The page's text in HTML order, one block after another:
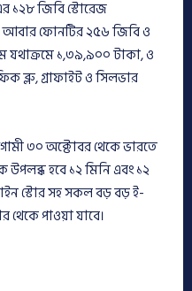
১২৮ জিবি স্টোরেজ
আবার ফোনটির ২৫৬ জিবি ও
যথাক্রমে ১,৩৯,৯০০ টাকা, ও
ব্লু, গ্রাফাইট ও সিলভার
৩০ অক্টোবর থেকে ভারতে
উপলব্ধ হবে ১২ মিনি এবং ১২
স্টোর সহ সকল বড় বড় ই-
পাওয়া যাবে।